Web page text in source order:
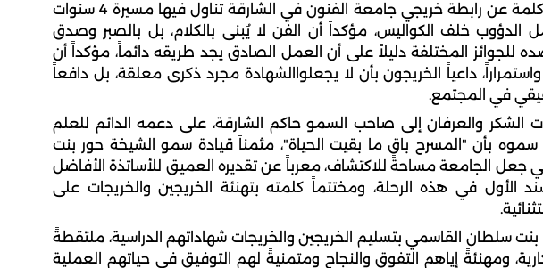
بدوره ألقى ماجد المعيني كلمة عن رابطة خريجي جامعة الفنون في الشارقة تناول فيها مسيرة 4 سنوات
الدؤوب خلف الكواليس، مؤكداً أن الفن لا يُبنى بالكلام، بل بالصبر وصدق
للجوائز المختلفة دليلاً على أن العمل الصادق يجد طريقه دائماً، مؤكداً أن
واستمراراً، داعياً الخريجون بأن لا يجعلواالشهادة مجرد ذكرى معلقة، بل دافعاً
في المجتمع.
الشكر والعرفان إلى صاحب السمو حاكم الشارقة، على دعمه الدائم للعلم
بأن "المسرح باقٍ ما بقيت الحياة"، مثمناً قيادة سمو الشيخة حور بنت
جعل الجامعة مساحة للاكتشاف، معرباً عن تقديره العميق للأساتذة الأفاضل
الأول في هذه الرحلة، ومختتماً كلمته بتهنئة الخريجين والخريجات على
سلطان القاسمي بتسليم الخريجين والخريجات شهاداتهم الدراسية، ملتقطةً
ومهنئةً إياهم التفوق والنجاح ومتمنيةً لهم التوفيق في حياتهم العملية